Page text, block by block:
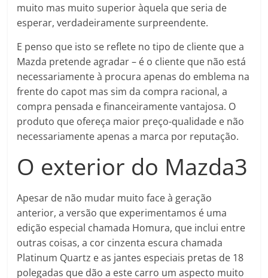
muito mas muito superior àquela que seria de
esperar, verdadeiramente surpreendente.
E penso que isto se reflete no tipo de cliente que a
Mazda pretende agradar – é o cliente que não está
necessariamente à procura apenas do emblema na
frente do capot mas sim da compra racional, a
compra pensada e financeiramente vantajosa. O
produto que ofereça maior preço-qualidade e não
necessariamente apenas a marca por reputação.
O exterior do Mazda3
Apesar de não mudar muito face à geração
anterior, a versão que experimentamos é uma
edição especial chamada Homura, que inclui entre
outras coisas, a cor cinzenta escura chamada
Platinum Quartz e as jantes especiais pretas de 18
polegadas que dão a este carro um aspecto muito